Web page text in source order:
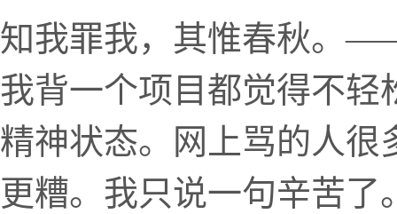
知我罪我，其惟春秋。
我背一个项目都觉得不轻
精神状态。网上骂的人很
更糟。我只说一句辛苦了